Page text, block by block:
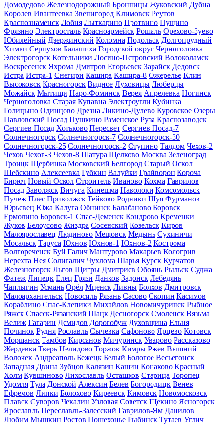
Домодедово Железнодорожный Бронницы Жуковский Дубна
Королев Ивантеевка Звенигород Климовск Реутов
Краснознаменск Лобня Лыткарино Протвино Пущино
Фрязино Электросталь Красноармейск Рошаль Орехово-Зуево
Юбилейный Дзержинский Коломна Подольск Долгопрудный
Химки Серпухов Балашиха Городской округ Черноголовка
Электрогорск Котельники Лосино-Петровский Волоколамск
Воскресенск Яхрома Дмитров Егорьевск Зарайск Дедовск
Истра Истра-1 Снегири Кашира Кашира-8 Ожерелье Клин
Высоковск Красногорск Видное Луховицы Люберцы
Можайск Мытищи Наро-Фоминск Верея Апрелевка Ногинск
Черноголовка Старая Купавна Электроугли Кубинка
Голицыно Одинцово Дрезна Ликино-Дулево Куровское Озеры
Павловский Посад Пушкино Раменское Руза Краснозаводск
Сергиев Посад Хотьково Пересвет Сергиев Посад-7
Солнечногорск Солнечногорск-7 Солнечногорск-30
Солнечногорск-25 Солнечногорск-2 Ступино Талдом Чехов-2
Чехов Чехов-3 Чехов-8 Шатура Щелково Москва Зеленоград
Троицк Щербинка Московский Белгород Старый Оскол
Шебекино Алексеевка Губкин Валуйки Грайворон Короча
Бирюч Новый Оскол Строитель Иваново Кохма Гаврилов
Посад Заволжск Вичуга Кинешма Наволоки Комсомольск
Пучеж Плес Приволжск Тейково Родники Шуя Фурманов
Юрьевец Южа Калуга Обнинск Балабаново Боровск
Ермолино Боровск-1 Спас-Деменск Кондрово Кременки
Жуков Белоусово Жиздра Сосенский Козельск Киров
Малоярославец Людиново Мещовск Медынь Сухиничи
Мосальск Таруса Юхнов Юхнов-1 Юхнов-2 Кострома
Волгореченск Буй Галич Мантурово Макарьев Кологрив
Нерехта Нея Солигалич Чухлома Шарья Курск Курчатов
Железногорск Льгов Щигры Дмитриев Обоянь Рыльск Суджа
Фатеж Липецк Елец Грязи Данков Задонск Лебедянь
Чаплыгин Усмань Орёл Мценск Ливны Болхов Дмитровск
Малоархангельск Новосиль Рязань Сасово Скопин Касимов
Кораблино Спас-Клепики Михайлов Новомичуринск Рыбное
Ряжск Спасск-Рязанский Шацк Десногорск Смоленск Вязьма
Велиж Гагарин Демидов Дорогобуж Духовщина Ельня
Починок Рудня Рославль Сычевка Сафоново Ярцево Котовск
Моршанск Тамбов Кирсанов Мичуринск Уварово Рассказово
Жердевка Тверь Нелидово Торжок Кимры Ржев Вышний
Волочек Андреаполь Бежецк Белый Бологое Весьегонск
Западная Двина Зубцов Калязин Кашин Конаково Красный
Холм Кувшиново Лихославль Осташков Старица Торопец
Удомля Тула Донской Алексин Белев Богородицк Венев
Ефремов Липки Болохово Киреевск Кимовск Новомосковск
Плавск Суворов Чекалин Узловая Советск Щекино Ясногорск
Ярославль Переславль-Залесский Гаврилов-Ям Данилов
Любим Мышкин Ростов Пошехонье Рыбинск Тутаев Углич